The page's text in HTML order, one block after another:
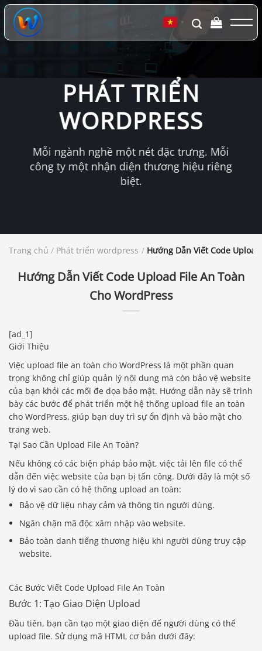
Chuyển
đến
dung
▼
PHÁT TRIỂN
WORDPRESS
Mỗi ngành nghề một nét đặc trưng. Mỗi
công ty một nhận diện thương hiệu riêng
biệt.
Trang chủ / Phát triển wordpress / Hướng Dẫn Viết Code
Hướng Dẫn Viết Code Upload File An Toàn
Cho WordPress
[ad_1]
Giới Thiệu
Việc upload file an toàn cho WordPress là một phần quan
trọng không chỉ giúp quản lý nội dung mà còn bảo vệ website
của bạn khỏi các mối đe dọa bảo mật. Hướng dẫn này sẽ trình
bày các bước để phát triển một hệ thống upload file an toàn
cho WordPress, giúp bạn duy trì sự ổn định và bảo mật cho
trang web.
Tại Sao Cần Upload File An Toàn?
Nếu không có các biện pháp bảo mật, việc tải lên file có thể
dẫn đến việc website của bạn bị tấn công. Dưới đây là một số
lý do vì sao cần có hệ thống upload an toàn:
Bảo vệ dữ liệu nhạy cảm và thông tin người dùng.
Ngăn chặn mã độc xâm nhập vào website.
Bảo toàn danh tiếng thương hiệu khi người dùng truy cập
website.
Các Bước Viết Code Upload File An Toàn
Bước 1: Tạo Giao Diện Upload
Đầu tiên, bạn cần tạo một giao diện để người dùng có thể
upload file. Sử dụng mã HTML cơ bản dưới đây: